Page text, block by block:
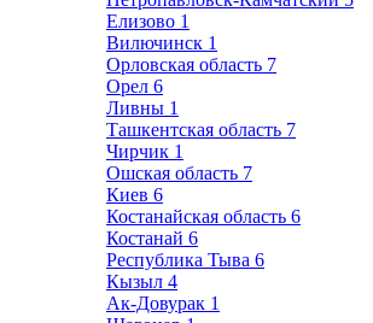
Елизово 1
Вилючинск 1
Орловская область 7
Орел 6
Ливны 1
Ташкентская область 7
Чирчик 1
Ошская область 7
Киев 6
Костанайская область 6
Костанай 6
Республика Тыва 6
Кызыл 4
Ак-Довурак 1